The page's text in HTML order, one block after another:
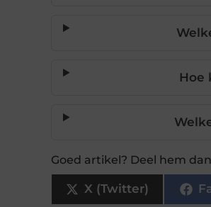
Hoe
Goed artikel? Deel hem
X (Twitter)